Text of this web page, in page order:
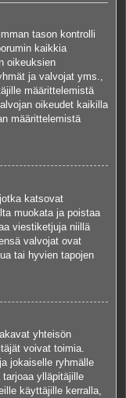
tason kontrolli
kaikkia
oikeuksien
ja valvojat yms.,
määrittelemistä
oikeudet kaikilla
määrittelemistä
katsovat
muokata ja poistaa
viestiketjuja niillä
valvojat ovat
tai hyvien tapojen
yhteisön
voivat toimia.
jokaiselle ryhmälle
ylläpitäjille
käyttäjille kerralla,